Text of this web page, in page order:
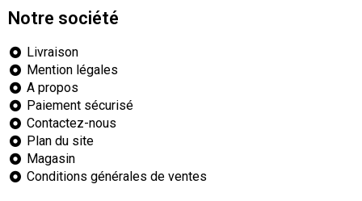
Notre société
Livraison
Mention légales
A propos
Paiement sécurisé
Contactez-nous
Plan du site
Magasin
Conditions générales de ventes